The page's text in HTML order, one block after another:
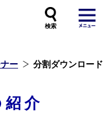
ー 分割ダウンロード
紹介